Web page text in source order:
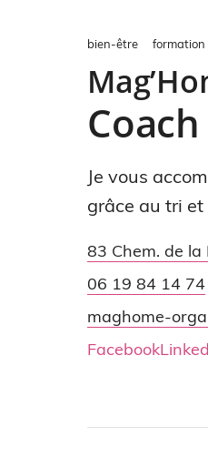
bien-être formation
Je vous
grâce au tri
83 Chem. de la
06 19 84 14 74
maghome-
Facebook